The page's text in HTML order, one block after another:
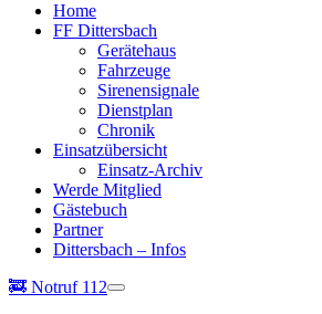
Home
FF Dittersbach
Gerätehaus
Fahrzeuge
Sirenensignale
Dienstplan
Chronik
Einsatzübersicht
Einsatz-Archiv
Werde Mitglied
Gästebuch
Partner
Dittersbach – Infos
🚒 Notruf 112